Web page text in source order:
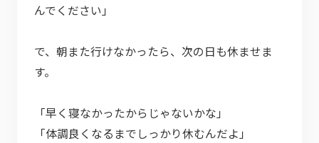
んでください」
で、朝また行けなかったら、次の日も休ませま
す。
「早く寝なかったからじゃないかな」
「体調良くなるまでしっかり休むんだよ」